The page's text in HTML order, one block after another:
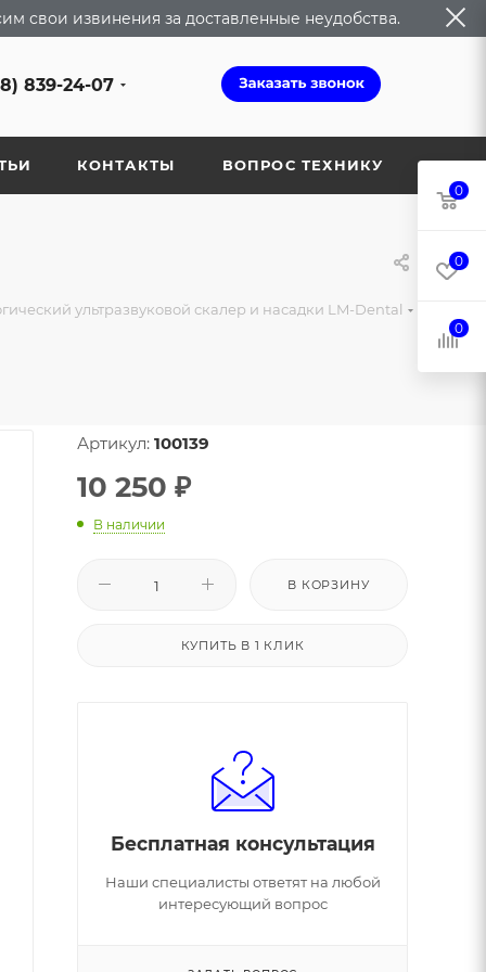
свои извинения за доставленные неудобства.
839-24-07
КОНТАКТЫ ВОПРОС ТЕХНИКУ
ультразвуковой скалер и насадки LM-Dental
Артикул: 100139
10 250 ₽
В наличии
В КОРЗИНУ
КУПИТЬ В 1 КЛИК
Бесплатная консультация
Наши специалисты ответят на любой
интересующий вопрос
0
0
0